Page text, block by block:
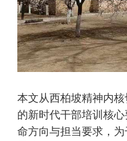
本文从西柏坡精神内
的新时代干部培训核
命方向与担当要求，